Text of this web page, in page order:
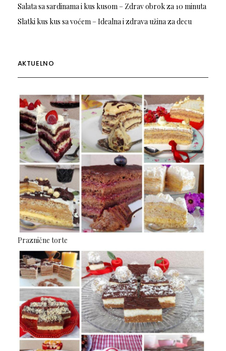
Salata sa sardinama i kus kusom – Zdrav obrok za 10 minuta
Slatki kus kus sa voćem – Idealna i zdrava užina za decu
AKTUELNO
Praznične torte